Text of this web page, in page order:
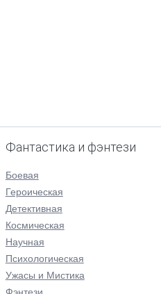
Фантастика и фэнтези
Боевая
Героическая
Детективная
Космическая
Научная
Психологическая
Ужасы и Мистика